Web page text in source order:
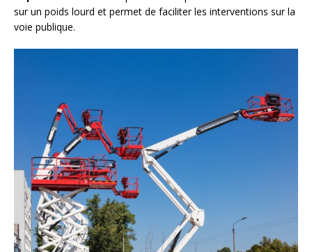
sur un poids lourd et permet de faciliter les interventions sur la
voie publique.